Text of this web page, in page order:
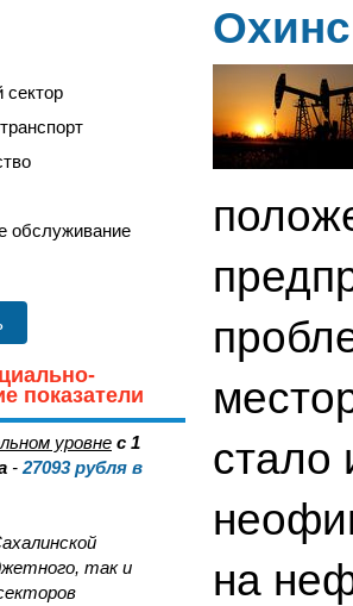
сектор
обслуживание
показатели
уровне с 1
- 27093рубля в
так и
стало
на